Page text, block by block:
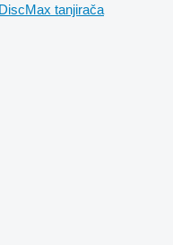
tanjirača